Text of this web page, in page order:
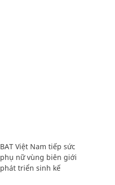
BAT Việt Nam tiếp sức
phụ nữ vùng biên giới
phát triển sinh kế